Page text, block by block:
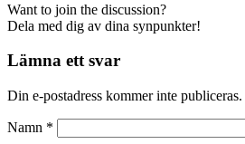
Want to join the discussion?
Dela med dig av dina synpunkter!
Lämna ett svar
Din e-postadress kommer inte publiceras.
Namn *